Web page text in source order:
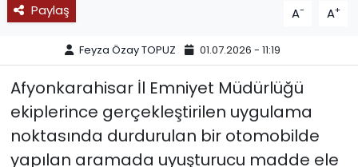
Paylaş A- A+
Feyza Özay TOPUZ 01.07.2026 - 11:19
Afyonkarahisar İl Emniyet Müdürlüğü
ekiplerince gerçekleştirilen uygulama
noktasında durdurulan bir otomobilde
yapılan aramada uyuşturucu madde ele